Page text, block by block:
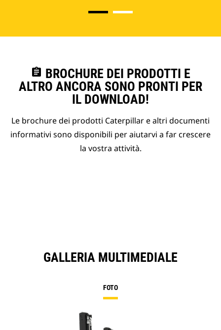
assignment BROCHURE DEI PRODOTTI E
ALTRO ANCORA SONO PRONTI PER
IL DOWNLOAD!
Le brochure dei prodotti Caterpillar e altri documenti
informativi sono disponibili per aiutarvi a far crescere
la vostra attività.
GALLERIA MULTIMEDIALE
FOTO